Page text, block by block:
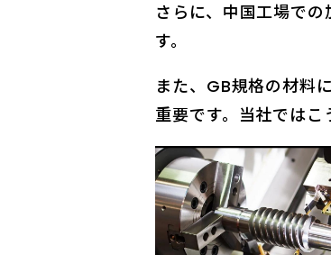
さらに、中国工場で
す。
また、GB規格の材料
重要です。当社ではこ